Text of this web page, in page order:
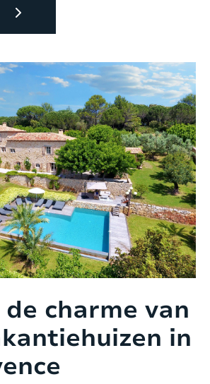
charme van
in